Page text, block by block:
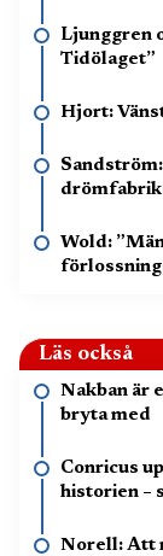
Ljunggren
Tidölaget”
Hjort:
Wold:
Läs också
Nakban är
bryta med
Conricus
historien –
Norell: Att